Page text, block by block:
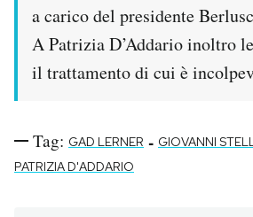
a carico del presidente
A Patrizia D’Addario inoltro
il trattamento di cui è
Tag: GAD LERNER - GIOVANNI
PATRIZIA D'ADDARIO